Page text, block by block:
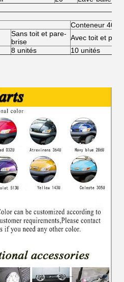
Conteneur 40"
Sans toit et pare-
brise
Avec toit et
8 unités 10 unités